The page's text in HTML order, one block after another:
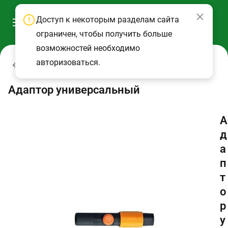
Лопаты и садовые инструменты
Адаптор универсальный
А
д
а
п
т
о
р
у
Доступ к некоторым разделам сайта
ограничен, чтобы получить больше
возможностей необходимо
авторизоваться.